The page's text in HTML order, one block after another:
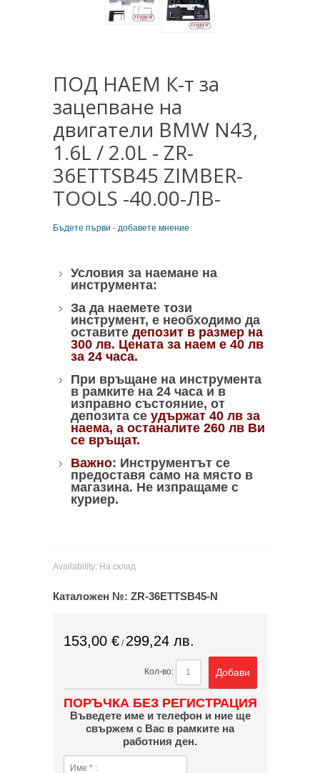
ПОД НАЕМ К-т за
зацепване на
двигатели BMW N43,
1.6L / 2.0L - ZR-
36ETTSB45 ZIMBER-
TOOLS -40.00-ЛВ-
Бъдете първи - добавете мнение
Условия за наемане на
инструмента:
За да наемете този
инструмент, е необходимо да
оставите депозит в размер на
300 лв. Цената за наем е 40 лв
за 24 часа.
При връщане на инструмента
в рамките на 24 часа и в
изправно състояние, от
депозита се удържат 40 лв за
наема, а останалите 260 лв Ви
се връщат.
Важно: Инструментът се
предоставя само на място в
магазина. Не изпращаме с
куриер.
Availability: На склад
Каталожен №: ZR-36ETTSB45-N
153,00 €/ 299,24 лв.
Кол-во: Добави
ПОРЪЧКА БЕЗ РЕГИСТРАЦИЯ
Въведете име и телефон и ние ще
свържем с Вас в рамките на
работния ден.